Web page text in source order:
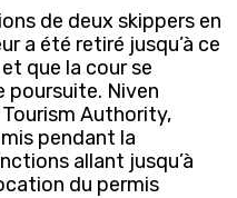
de deux skippers en
a été retiré jusqu’à ce
que la cour se
poursuite. Niven
Authority,
pendant la
allant jusqu’à
du permis